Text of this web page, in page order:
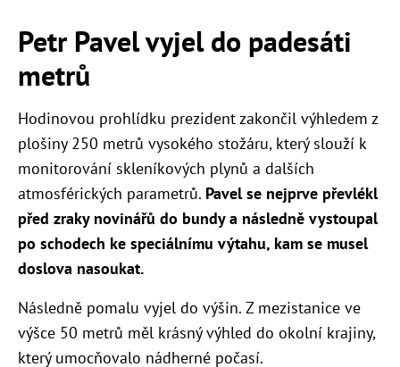
Petr Pavel vyjel do padesáti
metrů
Hodinovou prohlídku prezident zakončil výhledem z
plošiny 250 metrů vysokého stožáru, který slouží k
monitorování skleníkových plynů a dalších
atmosférických parametrů. Pavel se nejprve převlékl
před zraky novinářů do bundy a následně vystoupal
po schodech ke speciálnímu výtahu, kam se musel
doslova nasoukat.
Následně pomalu vyjel do výšin. Z mezistanice ve
výšce 50 metrů měl krásný výhled do okolní krajiny,
který umocňovalo nádherné počasí.